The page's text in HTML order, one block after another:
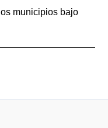
municipios bajo